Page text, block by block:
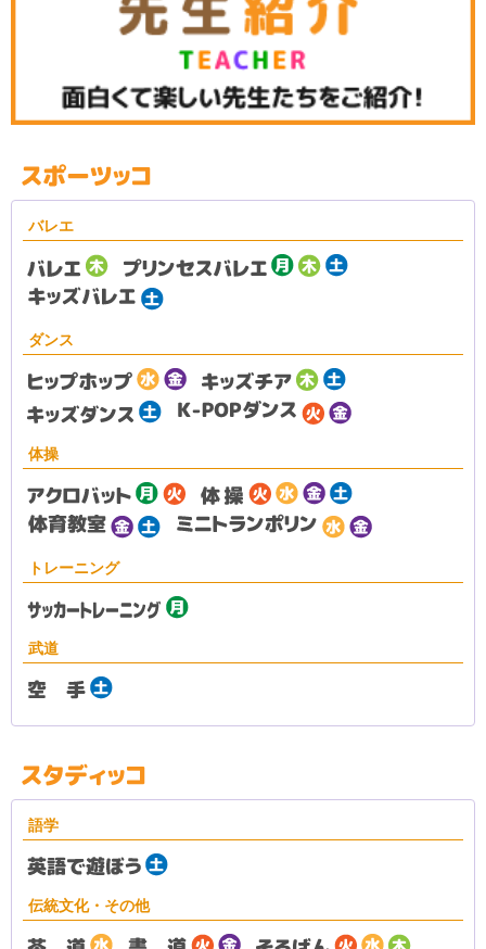
バレエ
ダンス
体操
トレーニング
武道
語学
伝統文化・その他